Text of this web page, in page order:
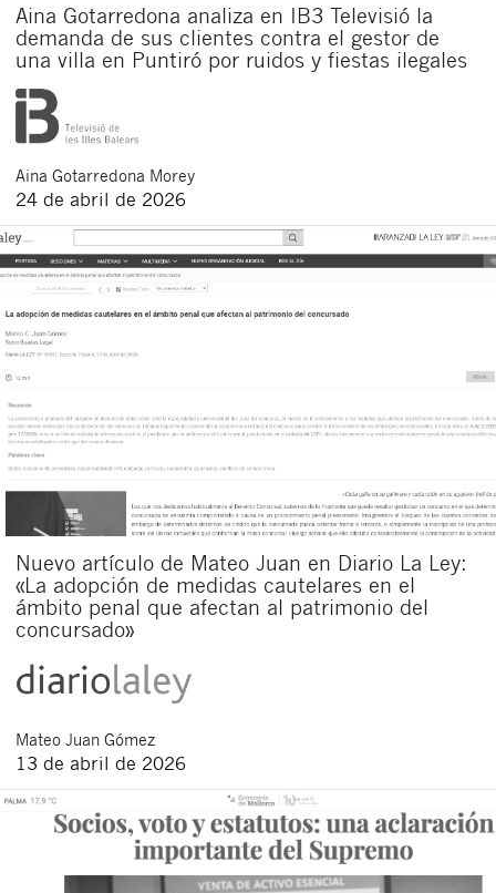
Aina Gotarredona analiza en IB3 Televisió la
demanda de sus clientes contra el gestor de
una villa en Puntiró por ruidos y fiestas ilegales
Aina Gotarredona Morey
24 de abril de 2026
Nuevo artículo de Mateo Juan en Diario La Ley:
«La adopción de medidas cautelares en el
ámbito penal que afectan al patrimonio del
concursado»
Mateo Juan Gómez
13 de abril de 2026